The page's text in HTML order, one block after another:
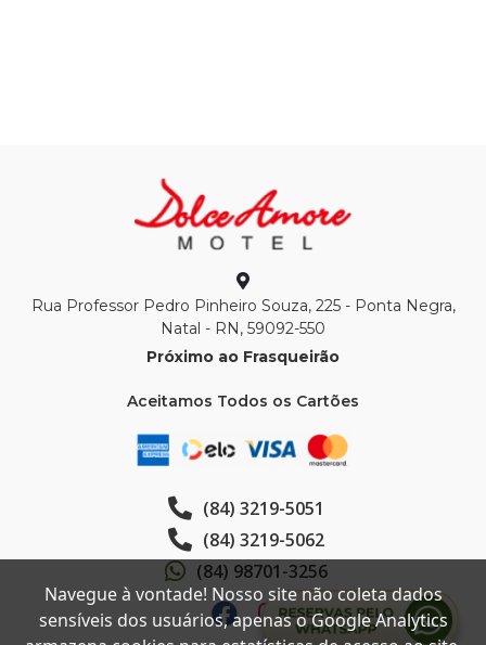
Rua Professor Pedro Pinheiro Souza, 225 - Ponta Negra,
Natal - RN, 59092-550
Próximo ao Frasqueirão
Aceitamos Todos os Cartões
(84) 3219-5051
(84) 3219-5062
(84) 98701-3256
Navegue à vontade! Nosso site não coleta dados
sensíveis dos usuários, apenas o Google Analytics